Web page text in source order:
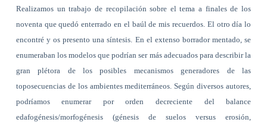
Realizamos un trabajo de recopilación sobre el tema a finales de los
noventa que quedó enterrado en el baúl de mis recuerdos. El otro día lo
encontré y os presento una síntesis. En el extenso borrador mentado, se
enumeraban los modelos que podrían ser más adecuados para describir la
gran plétora de los posibles mecanismos generadores de las
toposecuencias de los ambientes mediterráneos. Según diversos autores,
podríamos enumerar por orden decreciente del balance
edafogénesis/morfogénesis (génesis de suelos versus erosión,